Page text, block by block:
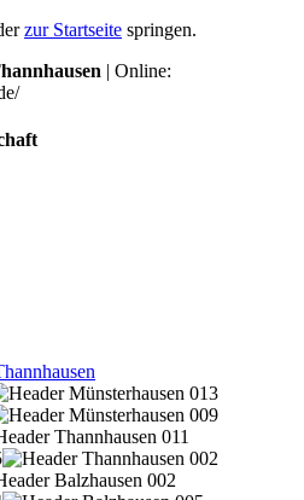
zur Startseite springen.
| Online: